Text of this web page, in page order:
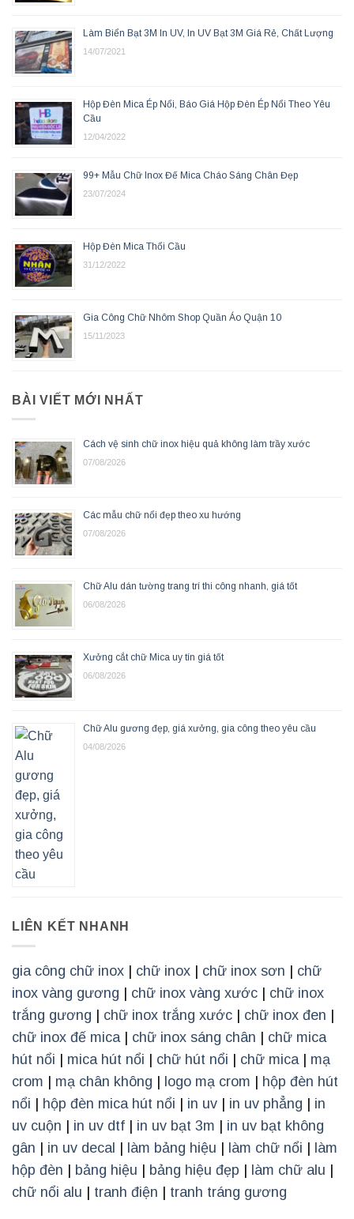
Làm Biển Bạt 3M In UV, In UV Bạt 3M Giá Rẻ, Chất Lượng
14/07/2021
Hộp Đèn Mica Ép Nổi, Báo Giá Hộp Đèn Ép Nổi Theo Yêu
Cầu
12/04/2022
99+ Mẫu Chữ Inox Đế Mica Cháo Sáng Chân Đẹp
23/07/2024
Hộp Đèn Mica Thổi Cầu
31/12/2022
Gia Công Chữ Nhôm Shop Quần Áo Quận 10
15/11/2023
BÀI VIẾT MỚI NHẤT
Cách vệ sinh chữ inox hiệu quả không làm trầy xước
07/08/2026
Các mẫu chữ nổi đẹp theo xu hướng
07/08/2026
Chữ Alu dán tường trang trí thi công nhanh, giá tốt
06/08/2026
Xưởng cắt chữ Mica uy tín giá tốt
06/08/2026
Chữ Alu gương đẹp, giá xưởng, gia công theo yêu cầu
04/08/2026
LIÊN KẾT NHANH
gia công chữ inox | chữ inox | chữ inox sơn | chữ
inox vàng gương | chữ inox vàng xước | chữ inox
trắng gương | chữ inox trắng xước | chữ inox đen |
chữ inox đế mica | chữ inox sáng chân | chữ mica
hút nổi | mica hút nổi | chữ hút nổi | chữ mica | mạ
crom | mạ chân không | logo mạ crom | hộp đèn hút
nổi | hộp đèn mica hút nổi | in uv | in uv phẳng | in
uv cuộn | in uv dtf | in uv bạt 3m | in uv bạt không
gân | in uv decal | làm bảng hiệu | làm chữ nổi | làm
hộp đèn | bảng hiệu | bảng hiệu đẹp | làm chữ alu |
chữ nổi alu | tranh điện | tranh tráng gương